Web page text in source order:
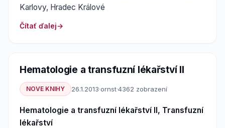
Karlovy, Hradec Králové
Čítať ďalej
Hematologie a transfuzní lékařství II
NOVE KNIHY 26.1.2013·ornst·4362 zobrazení
Hematologie a transfuzní lékařství II, Transfuzní
lékařství